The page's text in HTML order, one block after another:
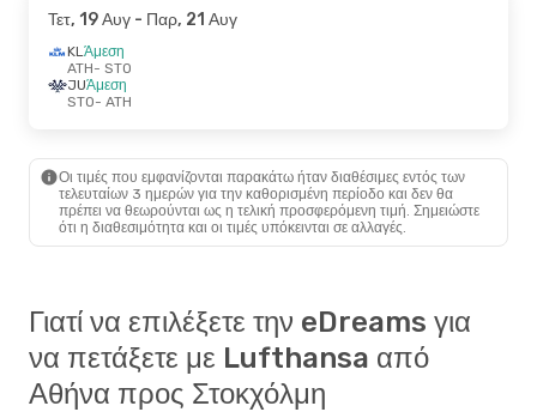
Τετ, 19 Αυγ - Παρ, 21 Αυγ
KLΆμεση
ATH- STO
JUΆμεση
STO- ATH
Οι τιμές που εμφανίζονται παρακάτω ήταν διαθέσιμες εντός των
τελευταίων 3 ημερών για την καθορισμένη περίοδο και δεν θα
πρέπει να θεωρούνται ως η τελική προσφερόμενη τιμή. Σημειώστε
ότι η διαθεσιμότητα και οι τιμές υπόκεινται σε αλλαγές.
Γιατί να επιλέξετε την eDreams για
να πετάξετε με Lufthansa από
Αθήνα προς Στοκχόλμη